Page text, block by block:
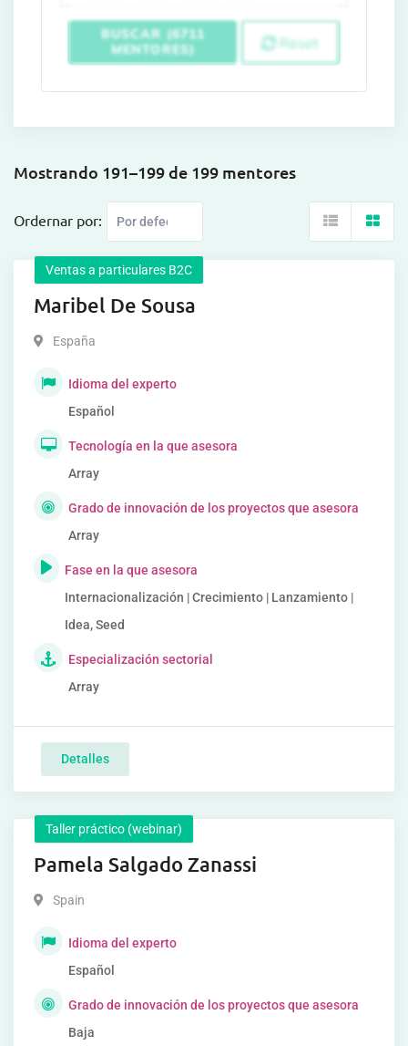
BUSCAR (6711
MENTORES)
Reset
Mostrando 191–199 de 199 mentores
Ordernar por:
Ventas a particulares B2C
Maribel De Sousa
España
Idioma del experto
Español
Tecnología en la que asesora
Array
Grado de innovación de los proyectos que asesora
Array
Fase en la que asesora
Internacionalización | Crecimiento | Lanzamiento |
Idea, Seed
Especialización sectorial
Array
Detalles
Taller práctico (webinar)
Pamela Salgado Zanassi
Spain
Idioma del experto
Español
Grado de innovación de los proyectos que asesora
Baja